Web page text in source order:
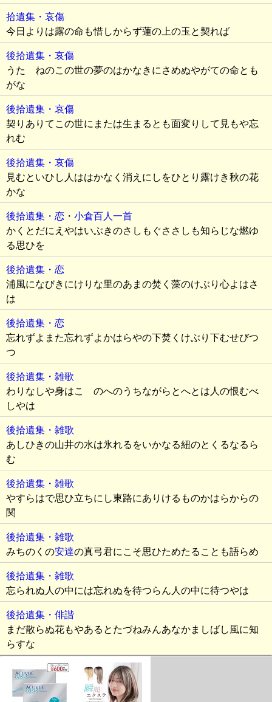
拾遺集・哀傷
今日よりは露の命も惜しからず蓮の上の玉と契れば
後拾遺集・哀傷
うたゝねのこの世の夢のはかなきにさめぬやがての命とも
がな
後拾遺集・哀傷
契りありてこの世にまたは生まるとも面変りして見もや忘
れむ
後拾遺集・哀傷
見むといひし人ははかなく消えにしをひとり露けき秋の花
かな
後拾遺集・恋 ・ 小倉百人一首
かくとだにえやはいぶきのさしもぐささしも知らじな燃ゆ
る思ひを
後拾遺集・恋
浦風になびきにけりな里のあまの焚く藻のけぶり心よはさ
は
後拾遺集・恋
忘れずよまた忘れずよかはらやの下焚くけぶり下むせびつ
つ
後拾遺集・雑歌
わりなしや身はこゝのへのうちながらとへとは人の恨むべ
しやは
後拾遺集・雑歌
あしひきの山井の水は氷れるをいかなる紐のとくるなるら
む
後拾遺集・雑歌
やすらはで思ひ立ちにし東路にありけるものかはらからの
関
後拾遺集・雑歌
みちのくの安達の真弓君にこそ思ひためたることも語らめ
後拾遺集・雑歌
忘られぬ人の中には忘れぬを待つらん人の中に待つやは
後拾遺集・俳諧
まだ散らぬ花もやあるとたづねみんあなかましばし風に知
らすな